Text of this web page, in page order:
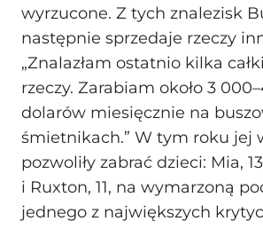
wyrzucone. Z tych znalezisk
następnie sprzedaje rzeczy
„Znalazłam ostatnio kilka
rzeczy. Zarabiam około 3
dolarów miesięcznie na
śmietnikach.” W tym roku jej
pozwoliły zabrać dzieci: Mia,
i Ruxton, 11, na wymarzoną
jednego z największych